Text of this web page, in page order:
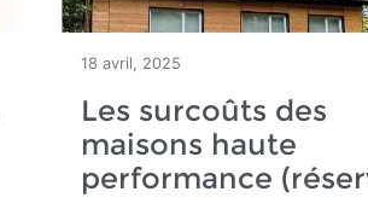
18 avril, 2025
Les surcoûts des
maisons haute
performance